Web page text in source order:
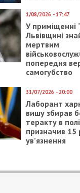
1/08/2026 - 17:47
У приміщенні
Львівщині
мертвим
попередня
самогубство
31/07/2026 - 20:00
Лаборант
вишу збирав
теракту в
призначив 15
ув’язнення